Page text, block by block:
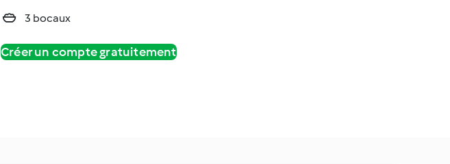
3 bocaux
Créer un compte gratuitement